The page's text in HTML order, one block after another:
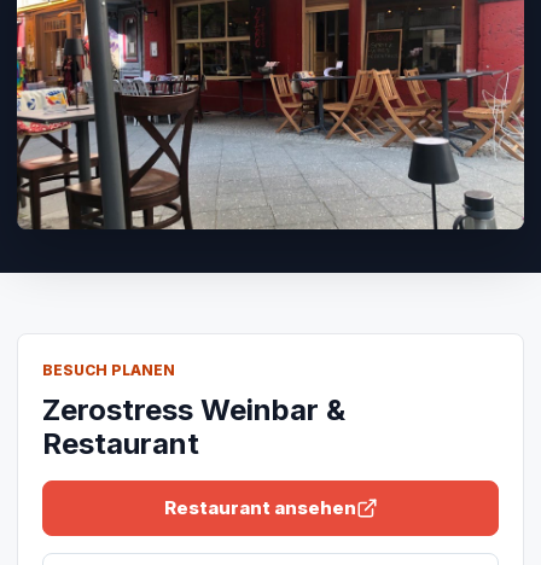
BESUCH PLANEN
Zerostress Weinbar &
Restaurant
Restaurant ansehen